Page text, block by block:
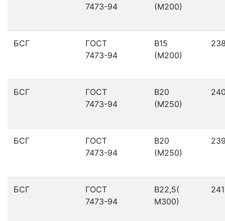
7473-94
(М200)
БСГ
ГОСТ
7473-94
В15
(М200)
БСГ
ГОСТ
7473-94
В20
(М250)
БСГ
ГОСТ
7473-94
В20
(М250)
БСГ
ГОСТ
7473-94
В22,5(
М300)